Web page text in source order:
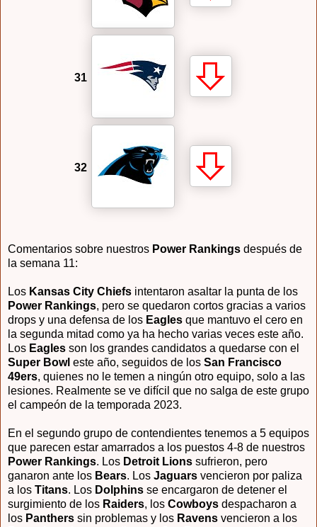
31
32
Comentarios sobre nuestros Power Rankings después de
la semana 11:
Los Kansas City Chiefs intentaron asaltar la punta de los
Power Rankings, pero se quedaron cortos gracias a varios
drops y una defensa de los Eagles que mantuvo el cero en
la segunda mitad como ya ha hecho varias veces este año.
Los Eagles son los grandes candidatos a quedarse con el
Super Bowl este año, seguidos de los San Francisco
49ers, quienes no le temen a ningún otro equipo, solo a las
lesiones. Realmente se ve difícil que no salga de este grupo
el campeón de la temporada 2023.
En el segundo grupo de contendientes tenemos a 5 equipos
que parecen estar amarrados a los puestos 4-8 de nuestros
Power Rankings. Los Detroit Lions sufrieron, pero
ganaron ante los Bears. Los Jaguars vencieron por paliza
a los Titans. Los Dolphins se encargaron de detener el
surgimiento de los Raiders, los Cowboys despacharon a
los Panthers sin problemas y los Ravens vencieron a los